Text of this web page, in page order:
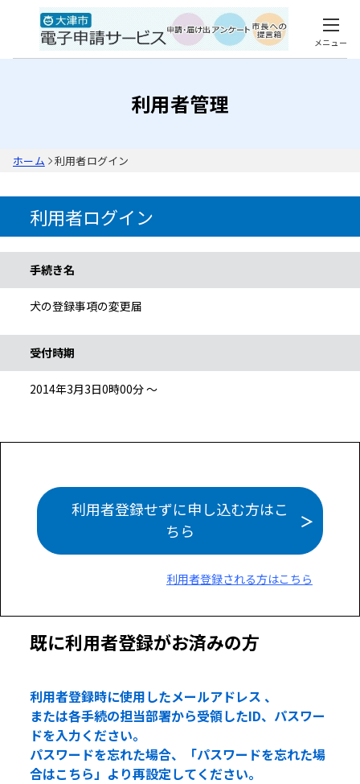
メニュー
利用者管理
ホーム 利用者ログイン
利用者ログイン
手続き名
犬の登録事項の変更届
受付時期
2014年3月3日0時00分 ～
利用者登録せずに申し込む方はこ
ちら
利用者登録される方はこちら
既に利用者登録がお済みの方
利用者登録時に使用したメールアドレス 、
または各手続の担当部署から受領したID、パスワー
ドを入力ください。
パスワードを忘れた場合、「パスワードを忘れた場
合はこちら」より再設定してください。